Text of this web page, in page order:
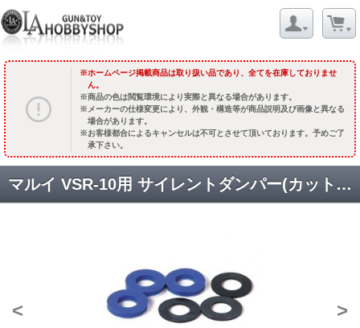
ホームページ掲載商品は取り扱い品であり、全てを在庫しておりませ
ん。
商品の色は閲覧環境により実際と異なる場合があります。
メーカーの仕様変更により、外観・構造等が商品説明及び画像と異なる
場合があります。
お客様都合によるキャンセルは不可とさせて頂いております。予めご了
承下さい。
マルイ VSR-10用 サイレントダンパー(カット済ソルボセイン) [取寄]
< >